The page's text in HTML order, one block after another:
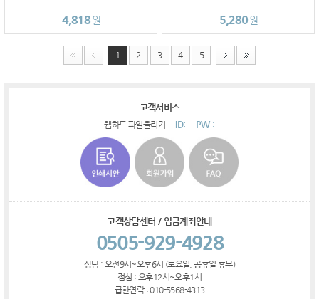
4,818원 5,280원
1 2 3 4 5
고객서비스
웹하드 파일올리기 ID: PW :
고객상담센터 / 입금계좌안내
0505-929-4928
상담 : 오전9시~오후6시 (토요일, 공휴일 휴무)
점심 : 오후12시~오후1시
급한연락 : 010-5568-4313